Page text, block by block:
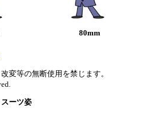
80mm
変等の無断使用を禁じます。
ーツ姿